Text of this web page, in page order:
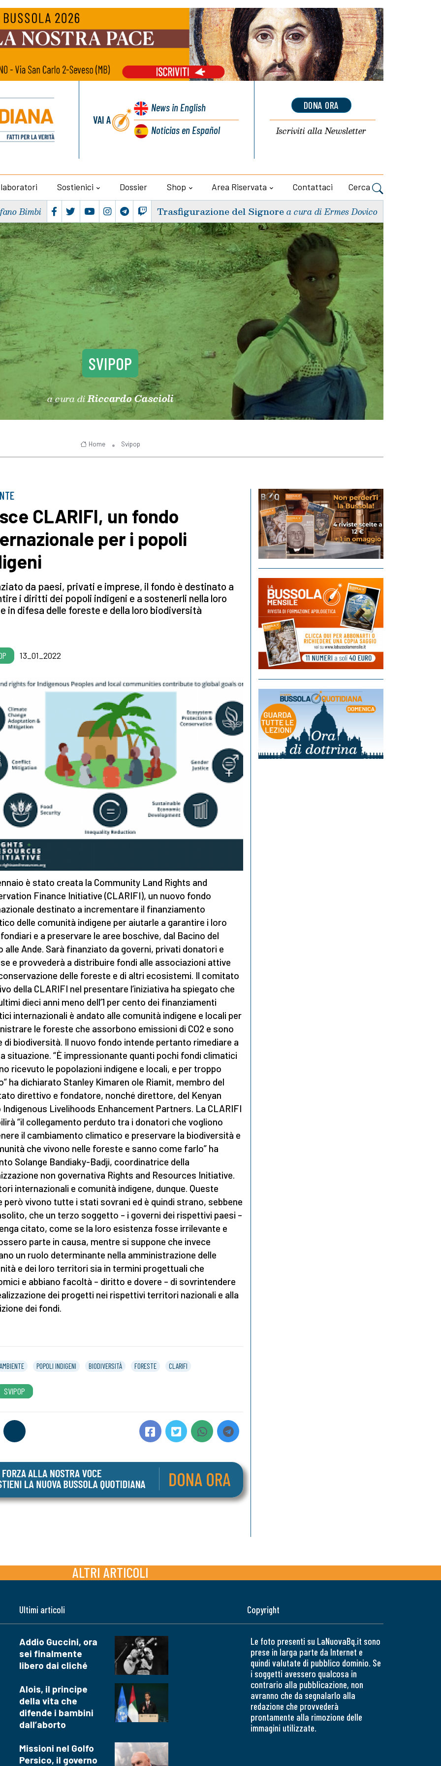
VAI A
Newsin English
Noticiasen Español
DONA ORA
Iscriviti allaNewsletter
Sostienici Dossier Shop Area Riservata Contattaci Cerca
Bimbi Trasfigurazione del Signorea cura di Ermes Dovico
SVIPOP
a cura diRiccardo Cascioli
Home Svipop
CLARIFI, un fondo
per i popoli
da paesi, privati e imprese, il fondo è destinato a
i diritti dei popoli indigeni e a sostenerli nella loro
in difesa delle foreste e della loro biodiversità
13_01_2022
è stato creata la Community Land Rights and
Finance Initiative (CLARIFI), un nuovo fondo
destinato a incrementare il finanziamento
delle comunità indigene per aiutarle a garantire i loro
e a preservare le aree boschive, dal Bacino del
alle Ande. Sarà finanziato da governi, privati donatori e
e provvederà a distribuire fondi alle associazioni attive
delle foreste e di altri ecosistemi. Il comitato
della CLARIFI nel presentare l’iniziativa ha spiegato che
dieci anni meno dell’1 per cento dei finanziamenti
internazionali è andato alle comunità indigene e locali per
le foreste che assorbono emissioni di CO2 e sono
di biodiversità. Il nuovo fondo intende pertanto rimediare a
situazione. “È impressionante quanti pochi fondi climatici
ricevuto le popolazioni indigene e locali, e per troppo
ha dichiarato Stanley Kimaren ole Riamit, membro del
direttivo e fondatore, nonché direttore, del Kenyan
Indigenous Livelihoods Enhancement Partners. La CLARIFI
“il collegamento perduto tra i donatori che vogliono
il cambiamento climatico e preservare la biodiversità e
che vivono nelle foreste e sanno come farlo” ha
Solange Bandiaky-Badji, coordinatrice della
non governativa Rights and Resources Initiative.
internazionali e comunità indigene, dunque. Queste
però vivono tutte i stati sovrani ed è quindi strano, sebbene
che un terzo soggetto – i governi dei rispettivi paesi –
citato, come se la loro esistenza fosse irrilevante e
parte in causa, mentre si suppone che invece
un ruolo determinante nella amministrazione delle
e dei loro territori sia in termini progettuali che
e abbiano facoltà – diritto e dovere – di sovrintendere
dei progetti nei rispettivi territori nazionali e alla
dei fondi.
AMBIENTE POPOLI INDIGENI BIODIVERSITÀ FORESTE CLARIFI
SVIPOP
ALTRI ARTICOLI
Ultimi articoli
Addio Guccini, ora
sei finalmente
libero dai cliché
Alois, il principe
della vita che
difende i bambini
dall’aborto
Missioni nel Golfo
Persico, il governo
Copyright
Le foto presenti su LaNuovaBq.it sono
prese in larga parte da Internet e
quindi valutate di pubblico dominio. Se
i soggetti avessero qualcosa in
contrario alla pubblicazione, non
avranno che da segnalarlo alla
redazione che provvederà
prontamente alla rimozione delle
immagini utilizzate.